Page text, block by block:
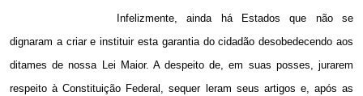
Infelizmente, ainda há Estados que não se
dignaram a criar e instituir esta garantia do cidadão desobedecendo aos
ditames de nossa Lei Maior. A despeito de, em suas posses, jurarem
respeito à Constituição Federal, sequer leram seus artigos e, após as